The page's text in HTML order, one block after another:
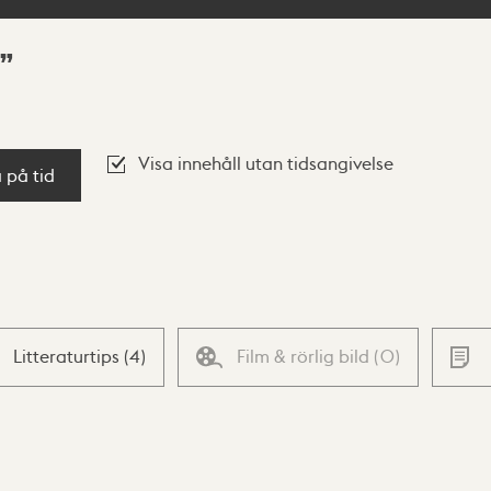
på tid
Visa innehåll utan tidsangivelse
Litteraturtips (4) Film & rörlig bild (0)